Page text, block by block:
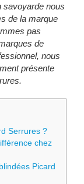
savoyarde nous
de la marque
pas
de
nous
présente
Serrures ?
chez
Picard